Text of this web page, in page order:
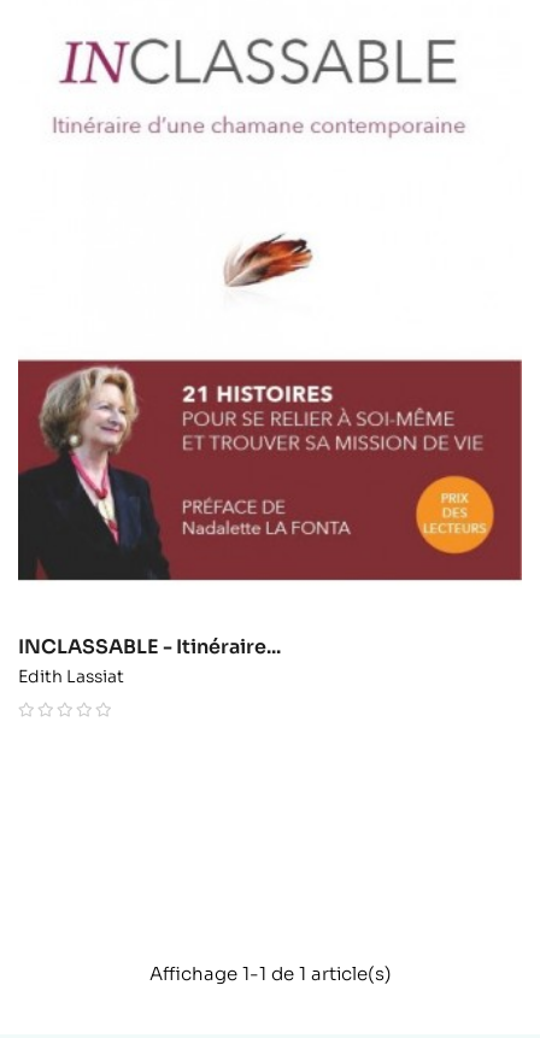
INCLASSABLE - Itinéraire...
Edith Lassiat
Affichage 1-1 de 1 article(s)